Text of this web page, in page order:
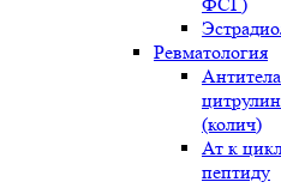
Ревматология
(колич)
Ат к
пептиду